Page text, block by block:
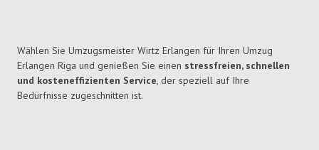
Wählen Sie Umzugsmeister Wirtz Erlangen für Ihren Umzug
Erlangen Riga und genießen Sie einen stressfreien, schnellen
und kosteneffizienten Service, der speziell auf Ihre
Bedürfnisse zugeschnitten ist.